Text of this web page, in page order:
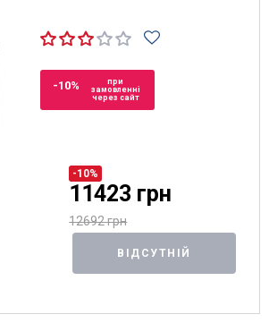
-10%
при
замовленні
через сайт
-10%
11423 грн
12692 грн
ВІДСУТНІЙ